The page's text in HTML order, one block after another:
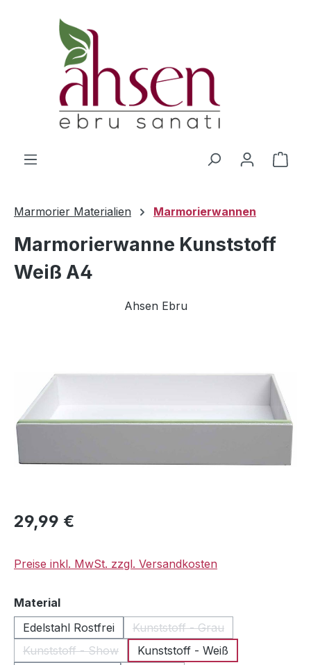
Zum Hauptinhalt springen
Marmorier Materialien Marmorierwannen
Marmorierwanne Kunststoff
Weiß A4
Ahsen Ebru
Regulärer Preis:
29,99 €
Preise inkl. MwSt. zzgl. Versandkosten
Materialauswählen
Edelstahl Rostfrei
Kunststoff - Grau
(Diese Option ist zurzeit
Kunststoff - Show
(Diese Option ist zurzeit nicht verfügbar.)
Kunststoff - Weiß